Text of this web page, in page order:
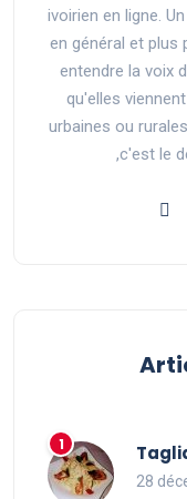
ivoirien en ligne.
en général et plus
entendre la voix
qu'elles
urbaines ou
,c'est le
28